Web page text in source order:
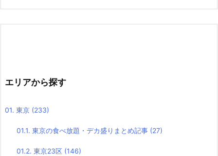
エリアから探す
01. 東京 (233)
01.1. 東京の食べ放題・デカ盛りまとめ記事 (27)
01.2. 東京23区 (146)